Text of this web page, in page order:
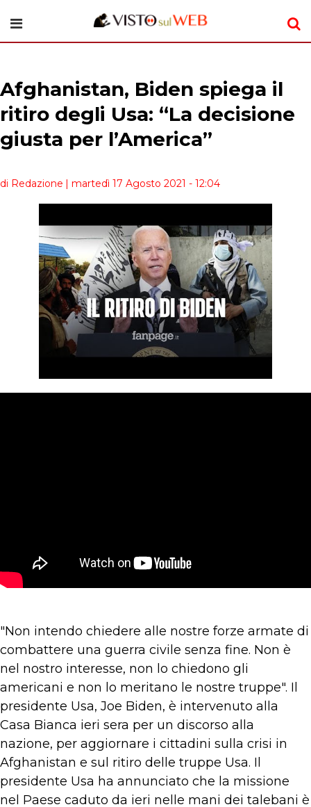
Afghanistan, Biden spiega il
ritiro degli Usa: “La decisione
giusta per l’America”
di Redazione | martedì 17 Agosto 2021 - 12:04
"Non intendo chiedere alle nostre forze armate di
combattere una guerra civile senza fine. Non è
nel nostro interesse, non lo chiedono gli
americani e non lo meritano le nostre truppe". Il
presidente Usa, Joe Biden, è intervenuto alla
Casa Bianca ieri sera per un discorso alla
nazione, per aggiornare i cittadini sulla crisi in
Afghanistan e sul ritiro delle truppe Usa. Il
presidente Usa ha annunciato che la missione
nel Paese caduto da ieri nelle mani dei talebani è